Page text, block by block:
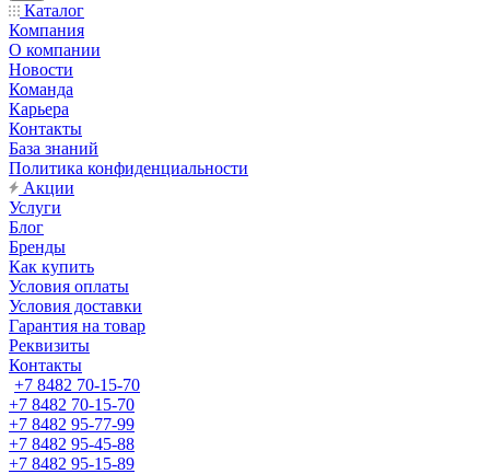
Каталог
Компания
О компании
Новости
Команда
Карьера
Контакты
База знаний
Политика конфиденциальности
Акции
Услуги
Блог
Бренды
Как купить
Условия оплаты
Условия доставки
Гарантия на товар
Реквизиты
Контакты
+7 8482 70-15-70
+7 8482 70-15-70
+7 8482 95-77-99
+7 8482 95-45-88
+7 8482 95-15-89